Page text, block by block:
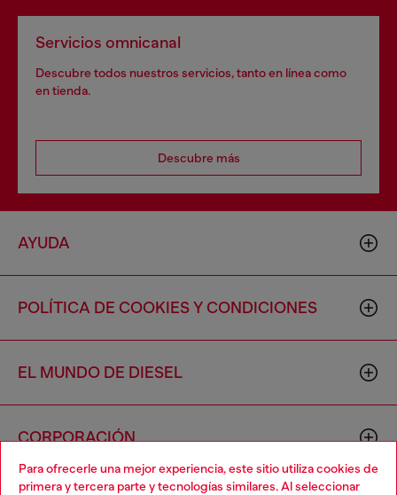
Para ofrecerle una mejor experiencia, este sitio utiliza cookies de
primera y tercera parte y tecnologías similares. Al seleccionar
Servicios omnicanal
Descubre todos nuestros servicios, tanto en línea como
en tienda.
Descubre más
AYUDA
POLÍTICA DE COOKIES Y CONDICIONES
EL MUNDO DE DIESEL
CORPORACIÓN